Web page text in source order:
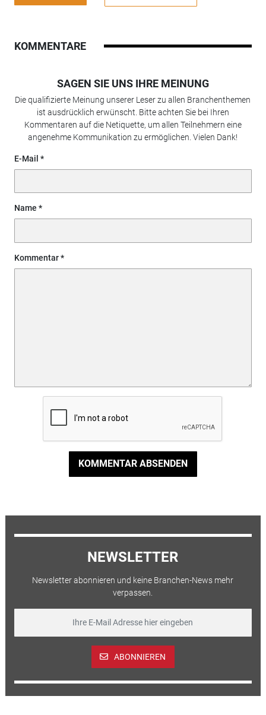
KOMMENTARE
SAGEN SIE UNS IHRE MEINUNG
Die qualifizierte Meinung unserer Leser zu allen Branchenthemen
ist ausdrücklich erwünscht. Bitte achten Sie bei Ihren
Kommentaren auf die Netiquette, um allen Teilnehmern eine
angenehme Kommunikation zu ermöglichen. Vielen Dank!
E-Mail
Name
Kommentar
KOMMENTAR ABSENDEN
NEWSLETTER
Newsletter abonnieren und keine Branchen-News mehr
verpassen.
ABONNIEREN